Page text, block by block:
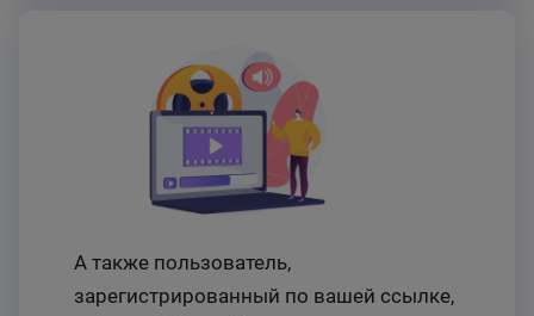
А также пользователь,
зарегистрированный по вашей ссылке,